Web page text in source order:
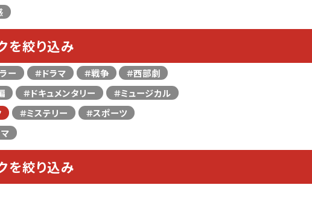
を絞り込み
ー ＃ドラマ ＃戦争
＃西部劇
＃ドキュメンタリー
＃ミュージカル
＃ミステリー
＃スポーツ
を絞り込み